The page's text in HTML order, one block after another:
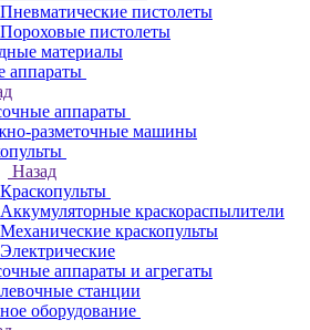
Пневматические пистолеты
Пороховые пистолеты
материалы
аппараты
аппараты
разметочные машины
Назад
Краскопульты
Аккумуляторные краскораспылители
Механические краскопульты
Электрические
аппараты и агрегаты
станции
оборудование